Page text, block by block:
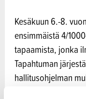
Kesäkuun 6.-8.
ensimmäistä 4/
tapaamista, jonka
Tapahtuman
hallitusohjelman
Hiilestä kiinni -